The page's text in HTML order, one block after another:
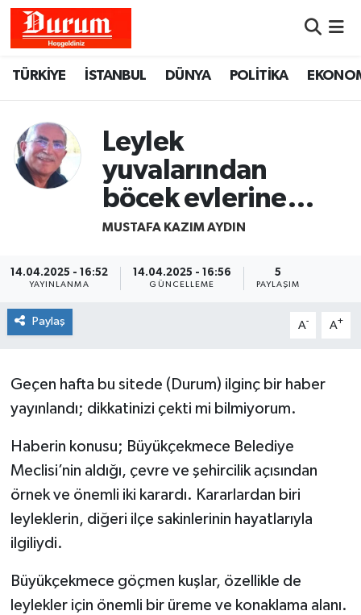
TÜRKİYE İSTANBUL DÜNYA POLİTİKA
Leylek
yuvalarından
böcek evlerine…
MUSTAFA KAZIM AYDIN
14.04.2025 - 16:52
YAYINLANMA
14.04.2025 - 16:56
GÜNCELLEME
5
PAYLAŞIM
Paylaş A- A+
Geçen hafta bu sitede (Durum) ilginç bir haber
yayınlandı; dikkatinizi çekti mi bilmiyorum.
Haberin konusu; Büyükçekmece Belediye
Meclisi’nin aldığı, çevre ve şehircilik açısından
örnek ve önemli iki karardı. Kararlardan biri
leyleklerin, diğeri ilçe sakinlerinin hayatlarıyla
ilgiliydi.
Büyükçekmece göçmen kuşlar, özellikle de
leylekler için önemli bir üreme ve konaklama alanı.
Hava Durumu
Namaz Vakitleri
Trafik Durumu
Süper Lig Puan Durumu ve Fikstür
Tüm Manşetler
Son Dakika Haberleri